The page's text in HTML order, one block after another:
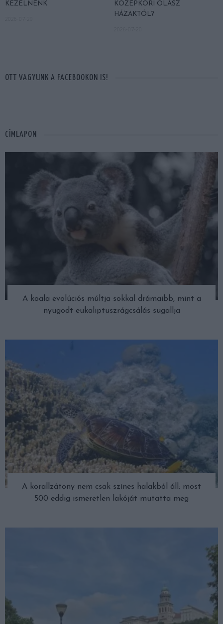
KEZELNÉNK
KÖZÉPKORI OLASZ
HÁZAKTÓL?
OTT VAGYUNK A FACEBOOKON IS!
CÍMLAPON
A koala evolúciós múltja sokkal drámaibb, mint a
nyugodt eukaliptuszrágcsálás sugallja
A korallzátony nem csak színes halakból áll: most
500 eddig ismeretlen lakóját mutatta meg